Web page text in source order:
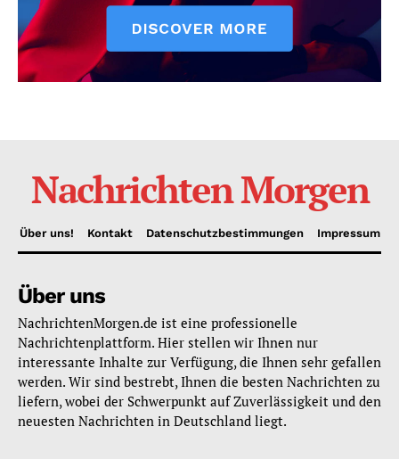
Nachrichten Morgen
Über uns! Kontakt Datenschutzbestimmungen Impressum
Über uns
NachrichtenMorgen.de ist eine professionelle
Nachrichtenplattform. Hier stellen wir Ihnen nur
interessante Inhalte zur Verfügung, die Ihnen sehr gefallen
werden. Wir sind bestrebt, Ihnen die besten Nachrichten zu
liefern, wobei der Schwerpunkt auf Zuverlässigkeit und den
neuesten Nachrichten in Deutschland liegt.